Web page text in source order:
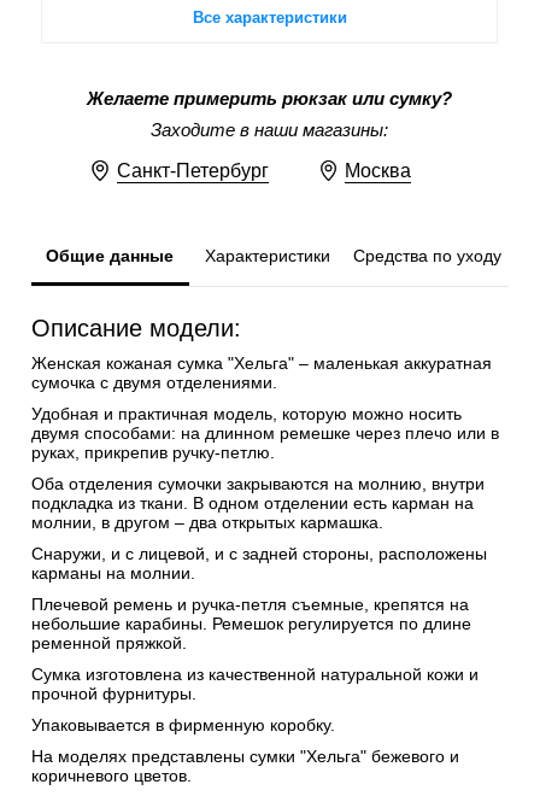
Все характеристики
Желаете примерить рюкзак или сумку?
Заходите в наши магазины:
Санкт-Петербург Москва
Общие данные Характеристики Средства по уходу
Описание модели:
Женская кожаная сумка "Хельга" – маленькая аккуратная
сумочка с двумя отделениями.
Удобная и практичная модель, которую можно носить
двумя способами: на длинном ремешке через плечо или в
руках, прикрепив ручку-петлю.
Оба отделения сумочки закрываются на молнию, внутри
подкладка из ткани. В одном отделении есть карман на
молнии, в другом – два открытых кармашка.
Снаружи, и с лицевой, и с задней стороны, расположены
карманы на молнии.
Плечевой ремень и ручка-петля съемные, крепятся на
небольшие карабины. Ремешок регулируется по длине
ременной пряжкой.
Сумка изготовлена из качественной натуральной кожи и
прочной фурнитуры.
Упаковывается в фирменную коробку.
На моделях представлены сумки "Хельга" бежевого и
коричневого цветов.